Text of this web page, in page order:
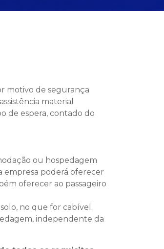
motivo de segurança
material
de espera, contado do
ou hospedagem
empresa poderá oferecer
oferecer ao passageiro
no que for cabível.
independente da